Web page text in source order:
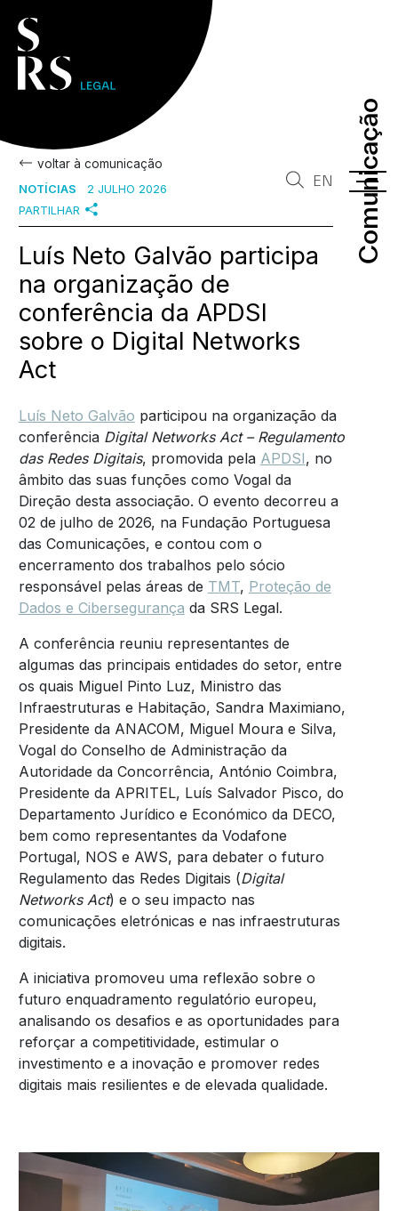
Comunicação
Comunicação
EN
voltar à comunicação
NOTÍCIAS
2 JULHO 2026
PARTILHAR
Luís Neto Galvão participa
na organização de
conferência da APDSI
sobre o Digital Networks
Act
Luís Neto Galvão participou na organização da
conferência Digital Networks Act – Regulamento
das Redes Digitais, promovida pela APDSI, no
âmbito das suas funções como Vogal da
Direção desta associação. O evento decorreu a
02 de julho de 2026, na Fundação Portuguesa
das Comunicações, e contou com o
encerramento dos trabalhos pelo sócio
responsável pelas áreas de TMT, Proteção de
Dados e Cibersegurança da SRS Legal.
A conferência reuniu representantes de
algumas das principais entidades do setor, entre
os quais Miguel Pinto Luz, Ministro das
Infraestruturas e Habitação, Sandra Maximiano,
Presidente da ANACOM, Miguel Moura e Silva,
Vogal do Conselho de Administração da
Autoridade da Concorrência, António Coimbra,
Presidente da APRITEL, Luís Salvador Pisco, do
Departamento Jurídico e Económico da DECO,
bem como representantes da Vodafone
Portugal, NOS e AWS, para debater o futuro
Regulamento das Redes Digitais (Digital
Networks Act) e o seu impacto nas
comunicações eletrónicas e nas infraestruturas
digitais.
A iniciativa promoveu uma reflexão sobre o
futuro enquadramento regulatório europeu,
analisando os desafios e as oportunidades para
reforçar a competitividade, estimular o
investimento e a inovação e promover redes
digitais mais resilientes e de elevada qualidade.